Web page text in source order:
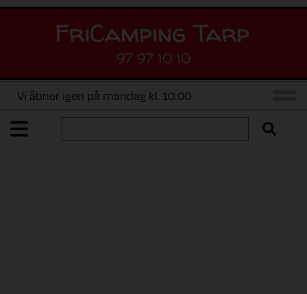
97 97 10 10
Vi åbner igen på mandag kl. 10:00